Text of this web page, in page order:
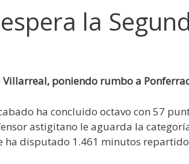
la
Villarreal, poniendo rumbo a
ha concluido octavo con 57
astigitano le aguarda la
ha disputado 1.461 minutos